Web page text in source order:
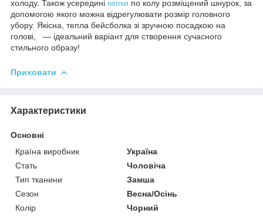
холоду. Також усередині кепки по колу розміщений шнурок, за
допомогою якого можна відрегулювати розмір головного
убору. Якісна, тепла бейсболка зі зручною посадкою на
голові, — ідеальний варіант для створення сучасного
стильного образу!
Приховати
Характеристики
Основні
Країна виробник
Україна
Стать
Чоловіча
Тип тканини
Замша
Сезон
Весна/Осінь
Колір
Чорний